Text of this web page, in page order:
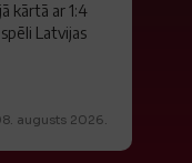
kārtā ar 1:4
Latvijas
augusts 2026.